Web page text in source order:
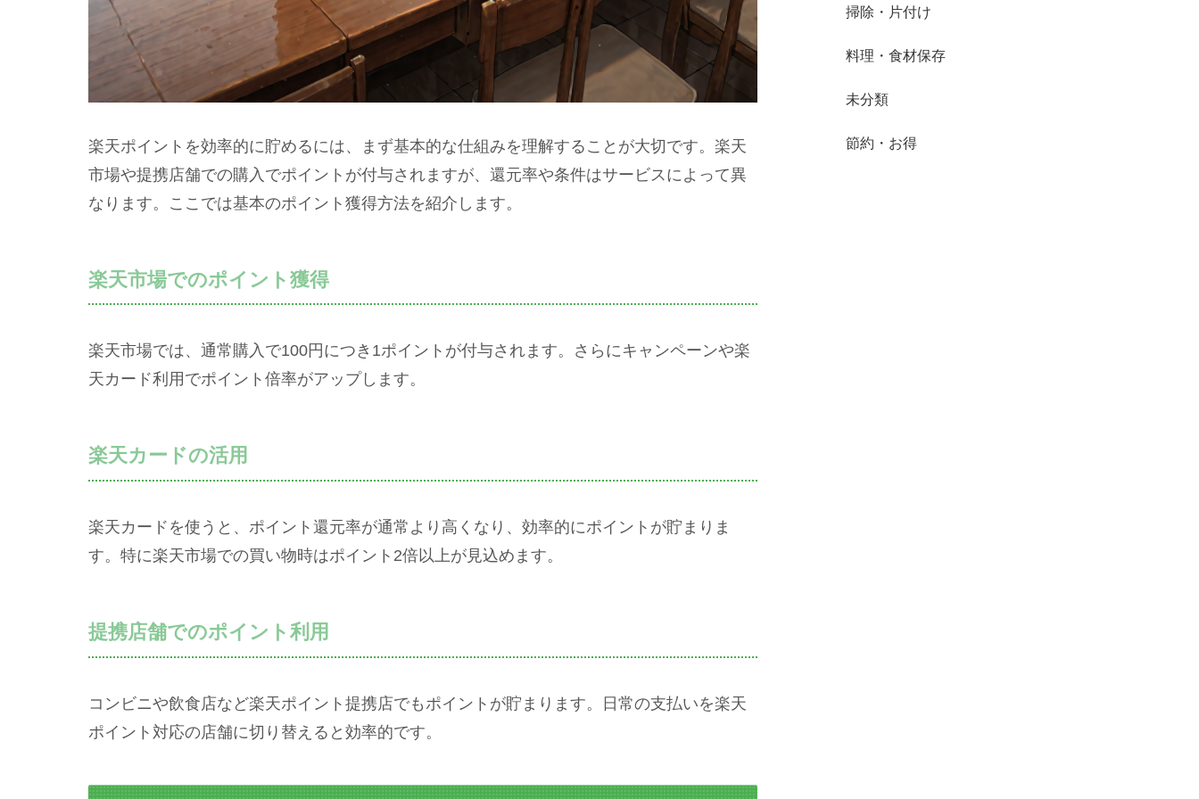
楽天ポイントを効率的に貯めるには、まず基本的な仕組みを理解することが大切です。楽天
市場や提携店舗での購入でポイントが付与されますが、還元率や条件はサービスによって異
なります。ここでは基本のポイント獲得方法を紹介します。
楽天市場でのポイント獲得
楽天市場では、通常購入で100円につき1ポイントが付与されます。さらにキャンペーンや楽
天カード利用でポイント倍率がアップします。
楽天カードの活用
楽天カードを使うと、ポイント還元率が通常より高くなり、効率的にポイントが貯まりま
す。特に楽天市場での買い物時はポイント2倍以上が見込めます。
提携店舗でのポイント利用
コンビニや飲食店など楽天ポイント提携店でもポイントが貯まります。日常の支払いを楽天
ポイント対応の店舗に切り替えると効率的です。
掃除・片付け
料理・食材保存
未分類
節約・お得